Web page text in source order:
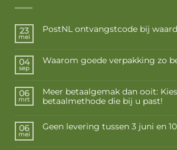
23
mei
PostNL ontvangstcode bij
04
sep
Waarom goede verpakking zo
06
mrt
Meer betaalgemak dan ooit:
betaalmethode die bij u past!
06
mei
Geen levering tussen 3 juni en